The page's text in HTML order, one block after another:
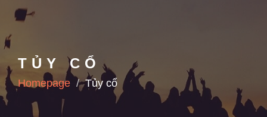
TỦY CỔ
Homepage Tủy cổ